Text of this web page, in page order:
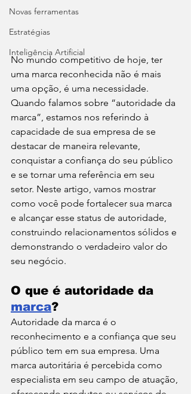
Novas ferramentas
Estratégias
Inteligência Artificial
No mundo competitivo de hoje, ter
uma marca reconhecida não é mais
uma opção, é uma necessidade.
Quando falamos sobre “autoridade da
marca”, estamos nos referindo à
capacidade de sua empresa de se
destacar de maneira relevante,
conquistar a confiança do seu público
e se tornar uma referência em seu
setor. Neste artigo, vamos mostrar
como você pode fortalecer sua marca
e alcançar esse status de autoridade,
construindo relacionamentos sólidos e
demonstrando o verdadeiro valor do
seu negócio.
O que é autoridade da
marca?
Autoridade da marca é o
reconhecimento e a confiança que seu
público tem em sua empresa. Uma
marca autoritária é percebida como
especialista em seu campo de atuação,